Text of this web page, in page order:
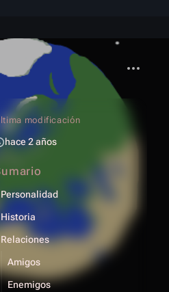
modificación
hace 2 años
Personalidad
Historia
Relaciones
Amigos
Enemigos